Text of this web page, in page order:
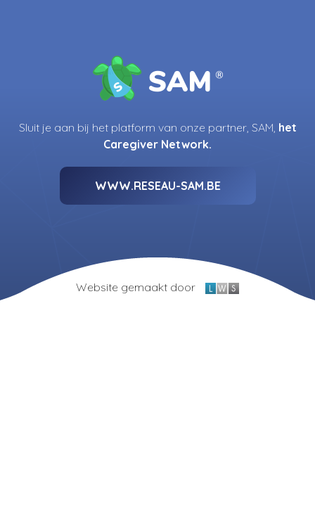
Sluit je aan bij het platform van onze partner, SAM, het
Caregiver Network.
WWW.RESEAU-SAM.BE
Website gemaakt door